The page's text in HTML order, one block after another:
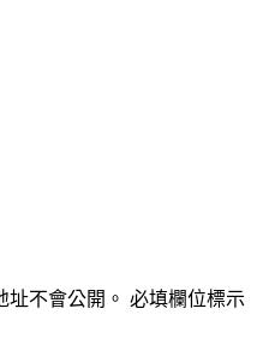
不會公開。 必填欄位標示